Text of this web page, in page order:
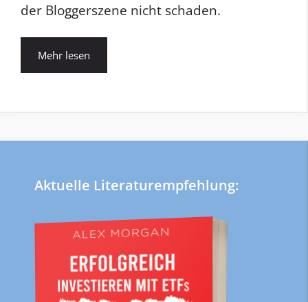
der Bloggerszene nicht schaden.
Mehr lesen
Aktuelle Literaturempfehlung: